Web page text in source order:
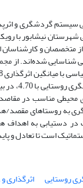
گردشگری و
نیشابور با
به اهداف
است تا تعادل و
روستایی اثرگذاری